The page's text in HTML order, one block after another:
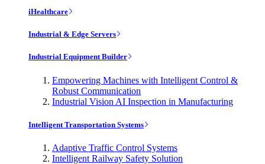
iHealthcare
Industrial & Edge Servers
Industrial Equipment Builder
Empowering Machines with Intelligent Control &
Robust Communication
Industrial Vision AI Inspection in Manufacturing
Intelligent Transportation Systems
Adaptive Traffic Control Systems
Intelligent Railway Safety Solution